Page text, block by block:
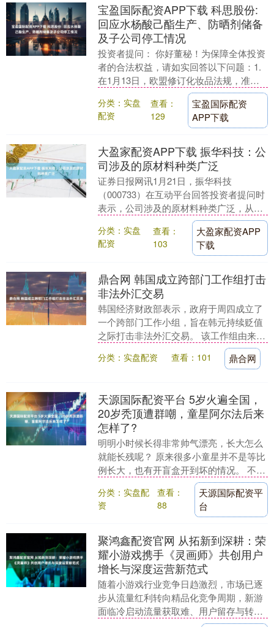
宝盈国际配资APP下载 科思股份:
回应水杨酸己酯生产、防晒剂储备
及子公司停工情况
投资者提问： 你好董秘！为保障全体投资
者的合法权益，请如实回答以下问题：1.
在1月13日，欧盟修订化妆品法规，准用
香精原料水杨酸己酯，当前该原料的生产
情况如何。....
分类：实盘
配资
查看：
129
宝盈国际配资
APP下载
大盈家配资APP下载 振华科技：公
司涉及的原材料种类广泛
证券日报网讯1月21日，振华科技
（000733）在互动平台回答投资者提问时
表示，公司涉及的原材料种类广泛，从基
础金属到精密化工品，部分核心原材料由
公司自主研发。....
分类：实盘
配资
查看：
103
大盈家配资APP
下载
鼎合网 韩国成立跨部门工作组打击
非法外汇交易
韩国经济财政部表示，政府于周四成立了
一个跨部门工作小组，旨在韩元持续贬值
之际打击非法外汇交易。 该工作组由来自
经济财政部的官员以及包括国家情报局、
韩国央行和金融....
分类：实盘配资 查看：101 鼎合网
天源国际配资平台 5岁火遍全国，
20岁秃顶遭群嘲，童星阿尔法后来
怎样了?
明明小时候长得非常帅气漂亮，长大怎么
就能长残呢？ 原来很多小童星并不是等比
例长大，也有开盲盒开到坏的情况。 不知
道大家还记得曾经那个一头卷毛，跳着新
疆舞的阿尔法....
分类：实盘配
资
查看：
88
天源国际配资平
台
聚鸿鑫配资官网 从拓新到深耕：荣
耀小游戏携手《灵画师》共创用户
增长与深度运营新范式
随着小游戏行业竞争日趋激烈，市场已逐
步从流量红利转向精品化竞争周期，新游
面临冷启动流量获取难、用户留存与转化